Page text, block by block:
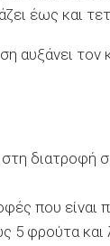
έως και
αυξάνει τον
διατροφή
που είναι
5 φρούτα και